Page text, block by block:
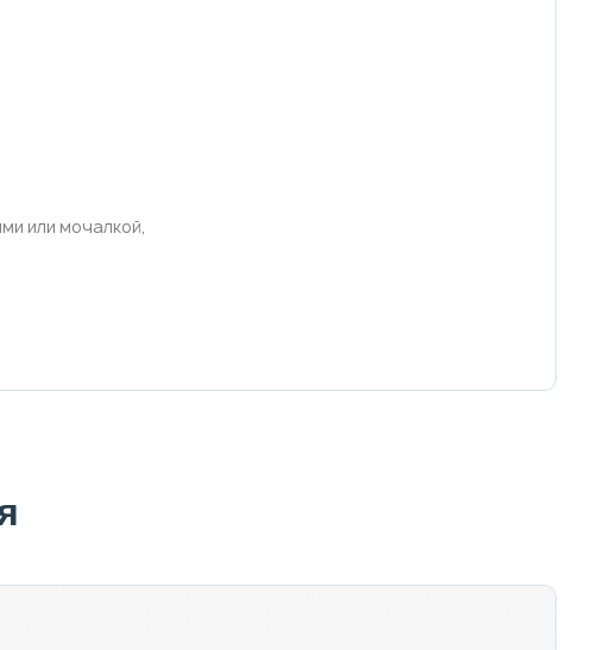
или мочалкой,